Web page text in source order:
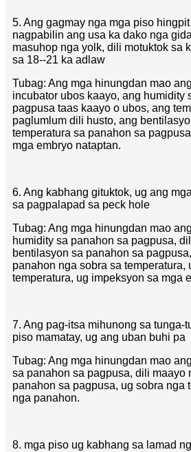
5. Ang gagmay nga mga piso
nagpabilin ang usa ka dako nga
masuhop nga yolk, dili motuktok sa
sa 18--21 ka adlaw
Tubag: Ang mga hinungdan mao
incubator ubos kaayo, ang humidity
pagpusa taas kaayo o ubos, ang
paglumlum dili husto, ang
temperatura sa panahon sa
mga embryo nataptan.
6. Ang kabhang gituktok, ug ang
sa pagpalapad sa peck hole
Tubag: Ang mga hinungdan mao
humidity sa panahon sa pagpusa,
bentilasyon sa panahon sa
panahon nga sobra sa temperatura,
temperatura, ug impeksyon sa mga
7. Ang pag-itsa mihunong sa tunga-
piso mamatay, ug ang uban buhi pa
Tubag: Ang mga hinungdan mao
sa panahon sa pagpusa, dili maayo
panahon sa pagpusa, ug sobra nga
nga panahon.
8. mga piso ug kabhang sa lamad